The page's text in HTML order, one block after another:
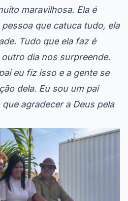
maravilhosa. Ela é
que catuca tudo, ela
Tudo que ela faz é
dia nos surpreende.
eu fiz isso e a gente se
dela. Eu sou um pai
agradecer a Deus pela